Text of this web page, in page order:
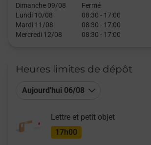
Dimanche 09/08
Fermé
Lundi 10/08
08:30 - 17:00
Mardi 11/08
08:30 - 17:00
Mercredi 12/08
08:30 - 17:00
Heures limites de dépôt
Aujourd'hui 06/08
Lettre et petit objet
17h00